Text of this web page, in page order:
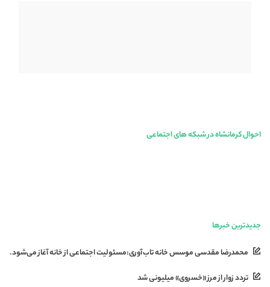
احوال کرمانشاه در شبکه های اجتماعی
جدیدترین خبرها
محمدرضا مقدسی موسس خانه تاب‌آوری:مسئولیت اجتماعی از خانه آغاز می‌شود.
تردد زوار از مرز «خسروی» میلیونی شد